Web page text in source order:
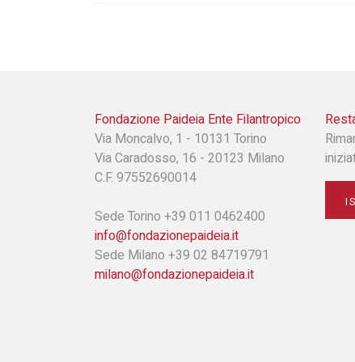
Fondazione Paideia Ente Filantropico
Via Moncalvo, 1 - 10131 Torino
Via Caradosso, 16 - 20123 Milano
C.F. 97552690014
Sede Torino +39 011 0462400
info@fondazionepaideia.it
Sede Milano +39 02 84719791
milano@fondazionepaideia.it